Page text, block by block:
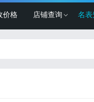
价格 店铺查询 名表